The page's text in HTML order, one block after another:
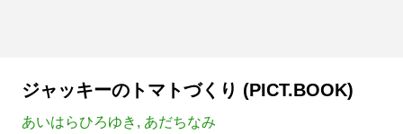
ジャッキーのトマトづくり (PICT.BOOK)
あいはらひろゆき , あだちなみ